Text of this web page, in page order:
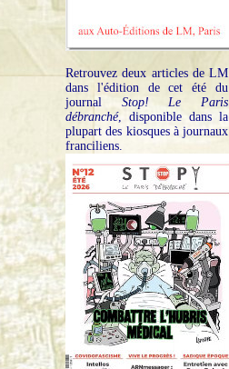
Retrouvez deux articles de LM
dans l'édition de cet été du
journal Stop! Le Paris
débranché, disponible dans la
plupart des kiosques à journaux
franciliens.